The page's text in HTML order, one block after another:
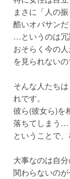
まさに「人の
酷いオバサン
…というのは冗
おそらく今の
を見られないの
そんな人たち
れです。
彼ら(彼女ら)を
落ちてしまう…
ということで
大事なのは自分
関わらないの